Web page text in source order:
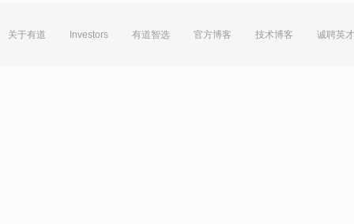
关于有道 Investors 有道智选 官方博客 技术博客 诚聘英才